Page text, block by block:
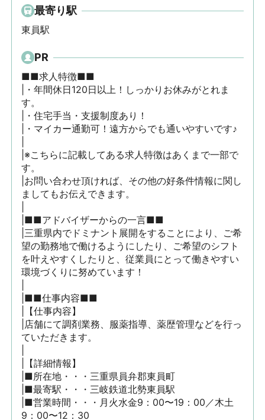
最寄り駅
東員駅
PR
■■求人特徴■■
|・年間休日120日以上！しっかりお休みがとれま
す。
|・住宅手当・支援制度あり！
|・マイカー通勤可！遠方からでも通いやすいです♪
|※こちらに記載してある求人特徴はあくまで一部で
す。
|お問い合わせ頂ければ、その他の好条件情報に関し
ましてもお伝えできます。
|■■アドバイザーからの一言■■
|三重県内でドミナント展開をすることにより、ご希
望の勤務地で働けるようにしたり、ご希望のシフト
を叶えやすくしたりと、従業員にとって働きやすい
環境づくりに努めています！
|■■仕事内容■■
|【仕事内容】
|店舗にて調剤業務、服薬指導、薬歴管理などを行っ
ていただきます。
|【詳細情報】
|■所在地・・・三重県員弁郡東員町
|■最寄駅・・・三岐鉄道北勢東員駅
|■営業時間・・・月火水金9：00〜19：00／木土
9：00〜12：30